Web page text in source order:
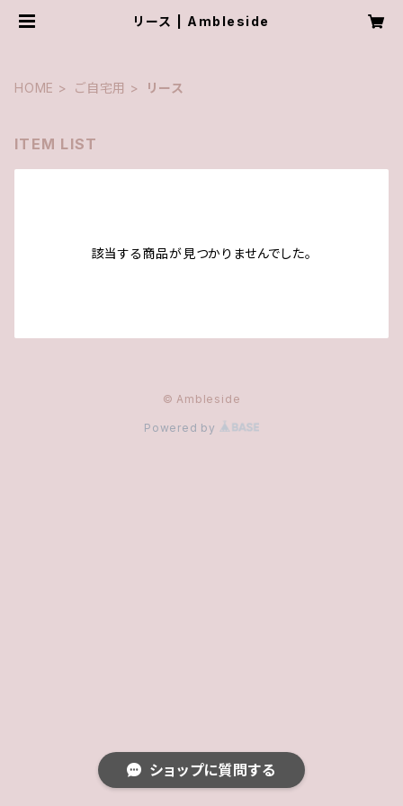
リース | Ambleside
HOME ご自宅用 リース
ITEM LIST
該当する商品が見つかりませんでした。
© Ambleside
Powered by
ショップに質問する